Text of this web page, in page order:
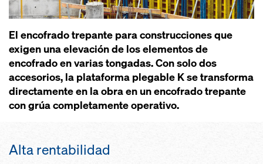
El encofrado trepante para construcciones que
exigen una elevación de los elementos de
encofrado en varias tongadas. Con solo dos
accesorios, la plataforma plegable K se transforma
directamente en la obra en un encofrado trepante
con grúa completamente operativo.
Alta rentabilidad